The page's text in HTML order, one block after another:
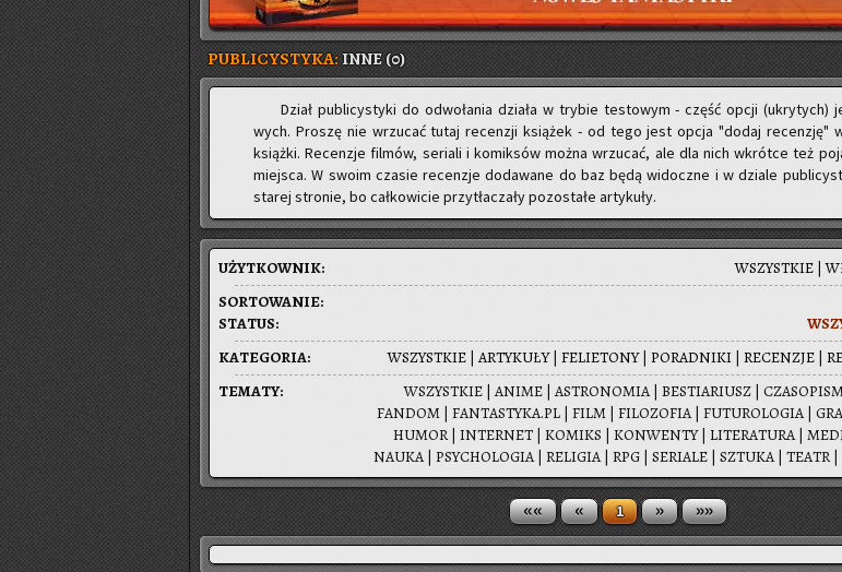
PUBLICYSTYKA:INNE (0)
Dział pu­bli­cy­sty­ki do od­wo­ła­nia dzia­ła w try­bie te­sto­wym - część opcji
wych. Pro­szę nie wrzu­cać tutaj re­cen­zji ksią­żek - od tego jest opcja "dodaj re­cen­zję"
książ­ki. Re­cen­zje fil­mów, se­ria­li i ko­mik­sów można wrzu­cać, ale dla nich wkrót­ce też
miej­sca. W swoim cza­sie re­cen­zje do­da­wa­ne do baz będą wi­docz­ne i w dzia­le
sta­rej stro­nie, bo cał­ko­wi­cie przy­tła­cza­ły po­zo­sta­łe ar­ty­ku­ły.
WSZYST­KIE |
UŻYT­KOW­NIK:
SOR­TO­WA­NIE:
STA­TUS:
WSZYST­KIE |AR­TY­KU­ŁY| FE­LIE­TO­NY| PO­RAD­NI­KI | RE­CEN­ZJE |
KA­TE­GO­RIA:
WSZYST­KIE | ANIME | ASTRO­NO­MIA | BE­STIA­RIUSZ |
FAN­DOM | FANTASTYKA.PL | FILM | FI­LO­ZO­FIA | FU­TU­RO­LO­GIA |
HUMOR | IN­TER­NET | KO­MIKS | KON­WEN­TY | LI­TE­RA­TU­RA |
NAUKA | PSY­CHO­LO­GIA | RE­LI­GIA | RPG | SE­RIA­LE | SZTU­KA | TEATR
TE­MA­TY:
«« « 1 » »»